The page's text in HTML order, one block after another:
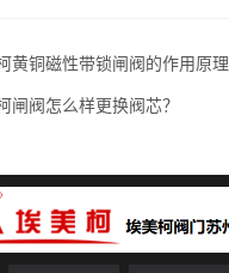
黄铜磁性带锁闸阀的作用原理
闸阀怎么样更换阀芯？